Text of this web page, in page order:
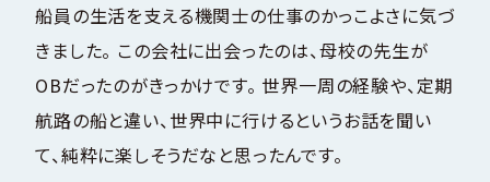
船員の生活を支える機関士の仕事のかっこよさに気づ
きました。 この会社に出会ったのは、母校の先生が
OBだったのがきっかけです。 世界一周の経験や、定期
航路の船と違い、世界中に行けるというお話を聞い
て、純粋に楽しそうだなと思ったんです。